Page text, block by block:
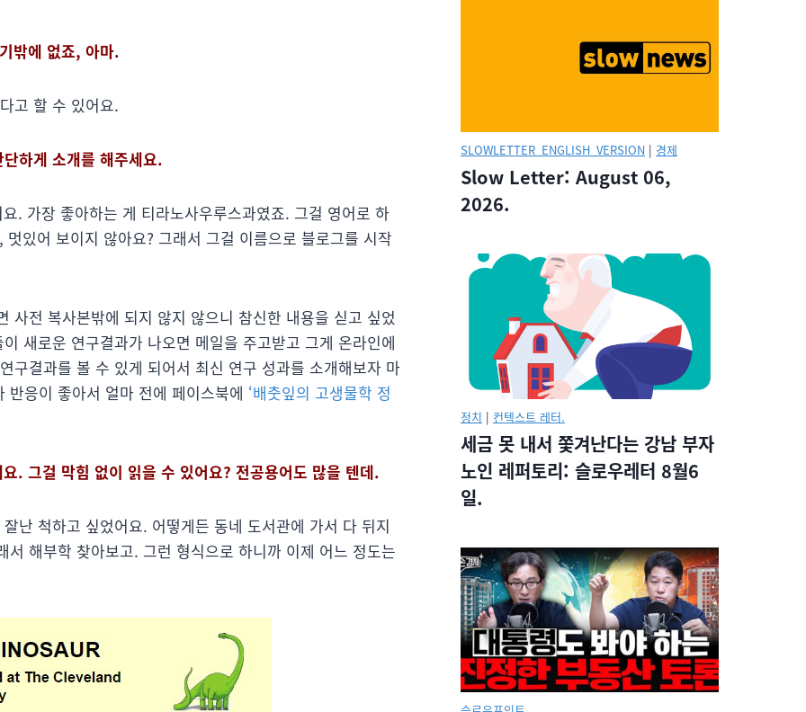
밖에 없죠, 아마.
고 할 수 있어요.
하게 소개를 해주세요.
. 가장 좋아하는 게 티라노사우루스과였죠. 그걸 영어로 하
멋있어 보이지 않아요? 그래서 그걸 이름으로 블로그를 시작
사전 복사본밖에 되지 않지 않으니 참신한 내용을 싣고 싶었
새로운 연구결과가 나오면 메일을 주고받고 그게 온라인에
구결과를 볼 수 있게 되어서 최신 연구 성과를 소개해보자 마
응이 좋아서 얼마 전에 페이스북에 ‘배춧잎의 고생물학 정
. 그걸 막힘 없이 읽을 수 있어요? 전공용어도 많을 텐데.
난 척하고 싶었어요. 어떻게든 동네 도서관에 가서 다 뒤지
해부학 찾아보고. 그런 형식으로 하니까 이제 어느 정도는
SLOWLETTER_ENGLISH_VERSION | 경제
Slow Letter: August 06,
2026.
정치 | 컨텍스트 레터.
세금 못 내서 쫓겨난다는 강남 부자
노인 레퍼토리: 슬로우레터 8월6
일.